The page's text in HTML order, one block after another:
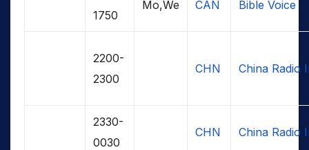
1750
Mo,We CAN Bible Voice
2200-
2300
CHN China Radio
2330-
0030
CHN China Radio